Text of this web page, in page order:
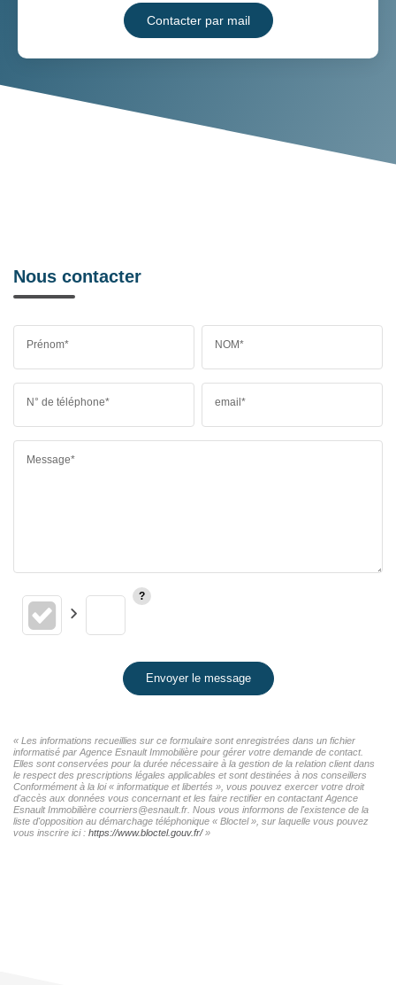
Contacter par mail
Nous contacter
Prénom* NOM*
N° de téléphone* email*
Message*
Envoyer le message
« Les informations recueillies sur ce formulaire sont enregistrées dans un fichier
informatisé par Agence Esnault Immobilière pour gérer votre demande de contact.
Elles sont conservées pour la durée nécessaire à la gestion de la relation client dans
le respect des prescriptions légales applicables et sont destinées à nos conseillers
Conformément à la loi « informatique et libertés », vous pouvez exercer votre droit
d'accès aux données vous concernant et les faire rectifier en contactant Agence
Esnault Immobilière courriers@esnault.fr. Nous vous informons de l'existence de la
liste d'opposition au démarchage téléphonique « Bloctel », sur laquelle vous pouvez
vous inscrire ici : https://www.bloctel.gouv.fr/»